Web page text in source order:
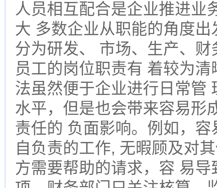
人员相互配合是企业推进业
大 多数企业从职能的角度
分为研发、 市场、生产、
员工的岗位职责有 着较为
法虽然便于企业进行日常管
水平，但是也会带来容易形
责任的 负面影响。例如，
自负责的工作, 无暇顾及对
方需要帮助的请求，容 易